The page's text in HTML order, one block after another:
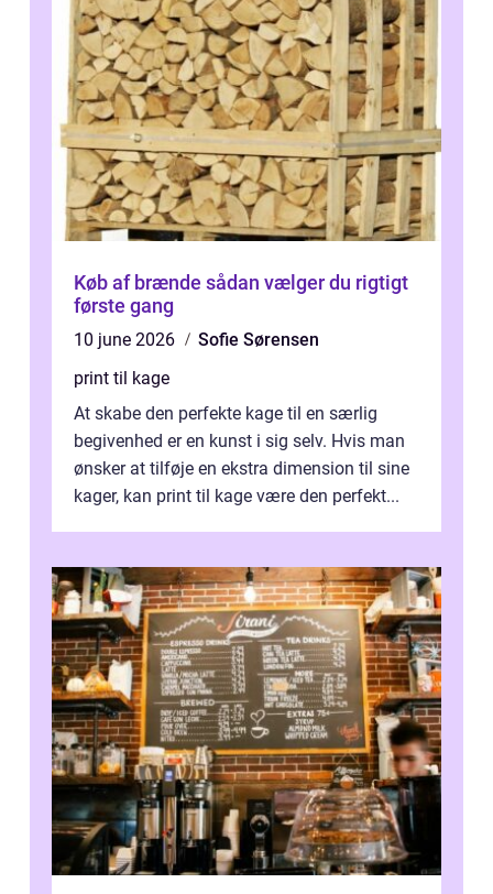
Køb af brænde sådan vælger du rigtigt
første gang
10 june 2026
Sofie Sørensen
print til kage
At skabe den perfekte kage til en særlig
begivenhed er en kunst i sig selv. Hvis man
ønsker at tilføje en ekstra dimension til sine
kager, kan print til kage være den perfekt...